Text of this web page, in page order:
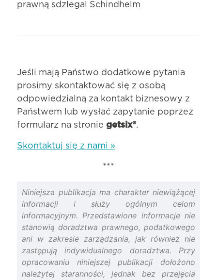
prawną sdzlegal Schindhelm
Jeśli mają Państwo dodatkowe pytania
prosimy skontaktować się z osobą
odpowiedzialną za kontakt biznesowy z
Państwem lub wysłać zapytanie poprzez
formularz na stronie getsix®.
Skontaktuj się z nami »
***
Niniejsza publikacja ma charakter niewiążącej
informacji i służy ogólnym celom
informacyjnym. Przedstawione informacje nie
stanowią doradztwa prawnego, podatkowego
ani w zakresie zarządzania, jak również nie
zastępują indywidualnego doradztwa. Przy
opracowaniu niniejszej publikacji dołożono
należytej staranności, jednak bez przejęcia